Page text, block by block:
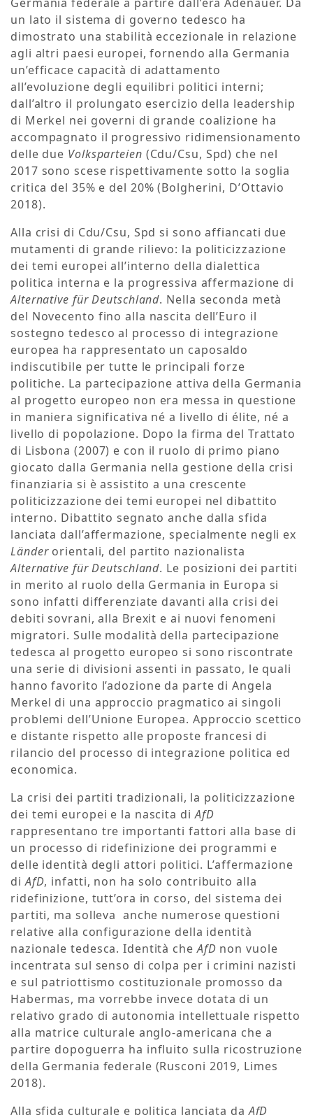
un lato il sistema di governo tedesco ha
dimostrato una stabilità eccezionale in relazione
agli altri paesi europei, fornendo alla Germania
un’efficace capacità di adattamento
all’evoluzione degli equilibri politici interni;
dall’altro il prolungato esercizio della leadership
di Merkel nei governi di grande coalizione ha
accompagnato il progressivo ridimensionamento
delle due Volksparteien (Cdu/Csu, Spd) che nel
2017 sono scese rispettivamente sotto la soglia
critica del 35% e del 20% (Bolgherini, D’Ottavio
2018).
Alla crisi di Cdu/Csu, Spd si sono affiancati due
mutamenti di grande rilievo: la politicizzazione
dei temi europei all’interno della dialettica
politica interna e la progressiva affermazione di
Alternative für Deutschland. Nella seconda metà
del Novecento fino alla nascita dell’Euro il
sostegno tedesco al processo di integrazione
europea ha rappresentato un caposaldo
indiscutibile per tutte le principali forze
politiche. La partecipazione attiva della Germania
al progetto europeo non era messa in questione
in maniera significativa né a livello di élite, né a
livello di popolazione. Dopo la firma del Trattato
di Lisbona (2007) e con il ruolo di primo piano
giocato dalla Germania nella gestione della crisi
finanziaria si è assistito a una crescente
politicizzazione dei temi europei nel dibattito
interno. Dibattito segnato anche dalla sfida
lanciata dall’affermazione, specialmente negli ex
Länder orientali, del partito nazionalista
Alternative für Deutschland. Le posizioni dei partiti
in merito al ruolo della Germania in Europa si
sono infatti differenziate davanti alla crisi dei
debiti sovrani, alla Brexit e ai nuovi fenomeni
migratori. Sulle modalità della partecipazione
tedesca al progetto europeo si sono riscontrate
una serie di divisioni assenti in passato, le quali
hanno favorito l’adozione da parte di Angela
Merkel di una approccio pragmatico ai singoli
problemi dell’Unione Europea. Approccio scettico
e distante rispetto alle proposte francesi di
rilancio del processo di integrazione politica ed
economica.
La crisi dei partiti tradizionali, la politicizzazione
dei temi europei e la nascita diAfD
rappresentano tre importanti fattori alla base di
un processo di ridefinizione dei programmi e
delle identità degli attori politici. L’affermazione
diAfD, infatti, non ha solo contribuito alla
ridefinizione, tutt’ora in corso, del sistema dei
partiti, ma solleva anche numerose questioni
relative alla configurazione della identità
nazionale tedesca. Identità cheAfD non vuole
incentrata sul senso di colpa per i crimini nazisti
e sul patriottismo costituzionale promosso da
Habermas, ma vorrebbe invece dotata di un
relativo grado di autonomia intellettuale rispetto
alla matrice culturale anglo-americana che a
partire dopoguerra ha influito sulla ricostruzione
della Germania federale (Rusconi 2019, Limes
2018).
Alla sfida culturale e politica lanciata daAfD